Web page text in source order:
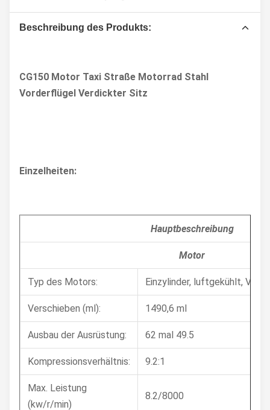
Beschreibung des Produkts:
CG150 Motor Taxi Straße Motorrad Stahl
Vorderflügel Verdickter Sitz
Einzelheiten:
Hauptbeschreibung
Motor
Typ des Motors: Einzylinder, luftgekühlt,
Verschieben (ml): 1490,6 ml
Ausbau der Ausrüstung: 62 mal 49.5
Kompressionsverhältnis: 9.2:1
Max. Leistung
(kw/r/min)
8.2/8000